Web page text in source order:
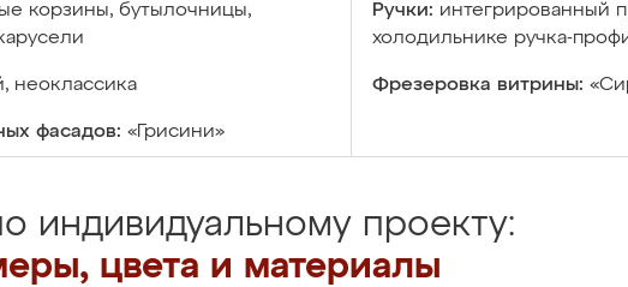
корзины, бутылочницы,
Ручки: интегрированный
холодильнике ручка-
неоклассика Фрезеровка витрины:
фасадов: «Грисини»
индивидуальному проекту:
цвета и материалы